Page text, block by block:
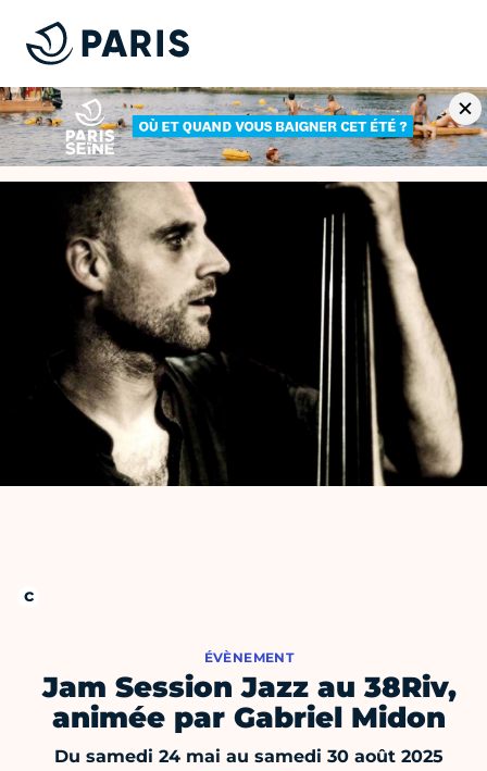
ÉVÈNEMENT
Jam Session Jazz au 38Riv,
animée par Gabriel Midon
Du samedi 24 mai au samedi 30 août 2025